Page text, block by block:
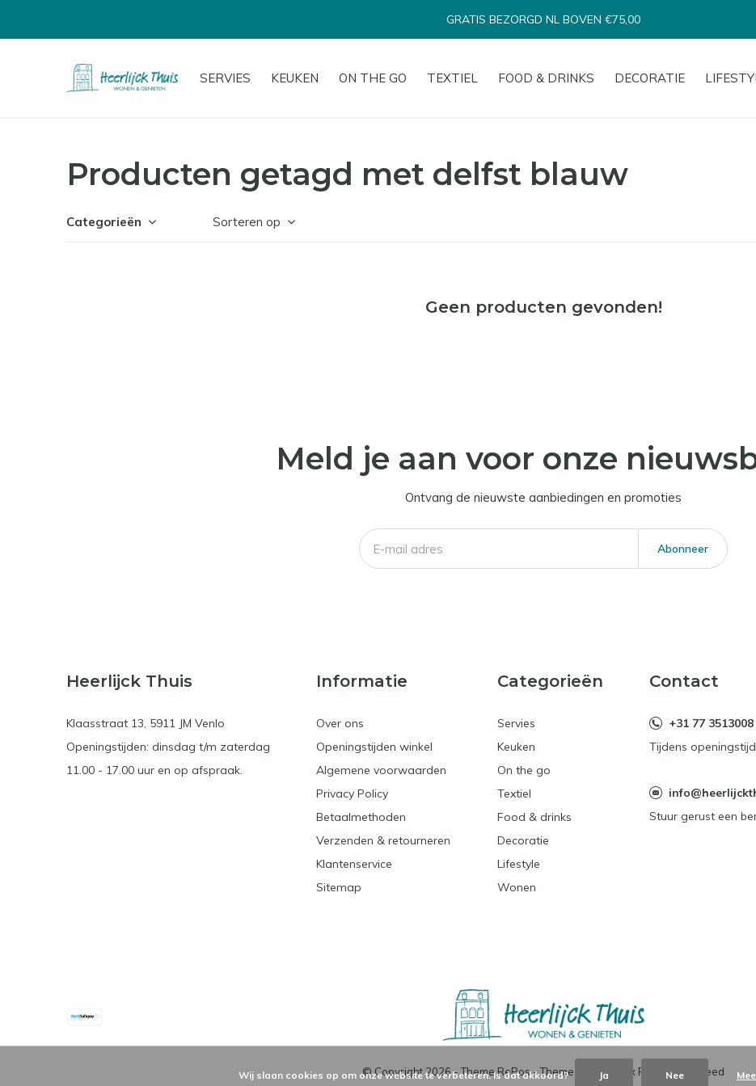
SERVIES KEUKEN ON THE GO TEXTIEL FOOD & DRINKS DECORATIE
BINNEN 1-3 WERKDAGEN VERSTUURD*
Producten getagd met delfst blauw
Categorieën Sorteren op
Geen producten gevonden!
Meld je aan voor onze
Ontvang de nieuwste aanbiedingen en promoties
Abonneer
Heerlijck Thuis
Klaasstraat 13, 5911 JM Venlo
Openingstijden: dinsdag t/m zaterdag
11.00 - 17.00 uur en op afspraak.
Informatie
Over ons
Openingstijden winkel
Algemene voorwaarden
Privacy Policy
Betaalmethoden
Verzenden & retourneren
Klantenservice
Sitemap
Categorieën
Servies
Keuken
On the go
Textiel
Food & drinks
Decoratie
Lifestyle
Wonen
Contact
+31 77 3513008
Tijdens
Stuur gerust een
© Copyright2026- Theme RePos - Theme By DMWS x Plus+ -RSS-feed
Wij slaan cookies op om onze website te verbeteren. Is dat akkoord? Ja Nee